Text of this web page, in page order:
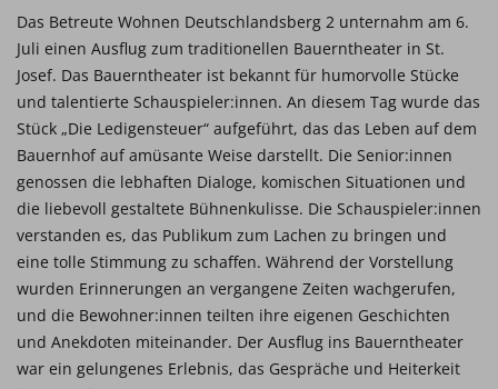
Das Betreute Wohnen Deutschlandsberg 2 unternahm am 6.
Juli einen Ausflug zum traditionellen Bauerntheater in St.
Josef. Das Bauerntheater ist bekannt für humorvolle Stücke
und talentierte Schauspieler:innen. An diesem Tag wurde das
Stück „Die Ledigensteuer“ aufgeführt, das das Leben auf dem
Bauernhof auf amüsante Weise darstellt. Die Senior:innen
genossen die lebhaften Dialoge, komischen Situationen und
die liebevoll gestaltete Bühnenkulisse. Die Schauspieler:innen
verstanden es, das Publikum zum Lachen zu bringen und
eine tolle Stimmung zu schaffen. Während der Vorstellung
wurden Erinnerungen an vergangene Zeiten wachgerufen,
und die Bewohner:innen teilten ihre eigenen Geschichten
und Anekdoten miteinander. Der Ausflug ins Bauerntheater
war ein gelungenes Erlebnis, das Gespräche und Heiterkeit